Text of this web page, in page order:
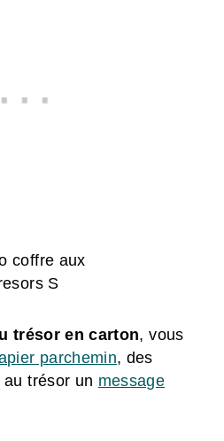
trésor en carton, vous
parchemin, des
trésor un message